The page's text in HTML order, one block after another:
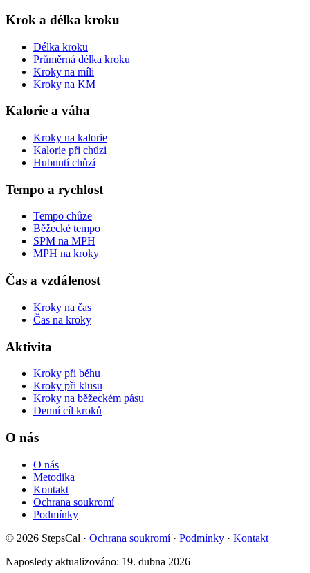
Krok a délka kroku
Délka kroku
Průměrná délka kroku
Kroky na míli
Kroky na KM
Kalorie a váha
Kroky na kalorie
Kalorie při chůzi
Hubnutí chůzí
Tempo a rychlost
Tempo chůze
Běžecké tempo
SPM na MPH
MPH na kroky
Čas a vzdálenost
Kroky na čas
Čas na kroky
Aktivita
Kroky při běhu
Kroky při klusu
Kroky na běžeckém pásu
Denní cíl kroků
O nás
O nás
Metodika
Kontakt
Ochrana soukromí
Podmínky
© 2026 StepsCal · Ochrana soukromí · Podmínky · Kontakt
Naposledy aktualizováno: 19. dubna 2026